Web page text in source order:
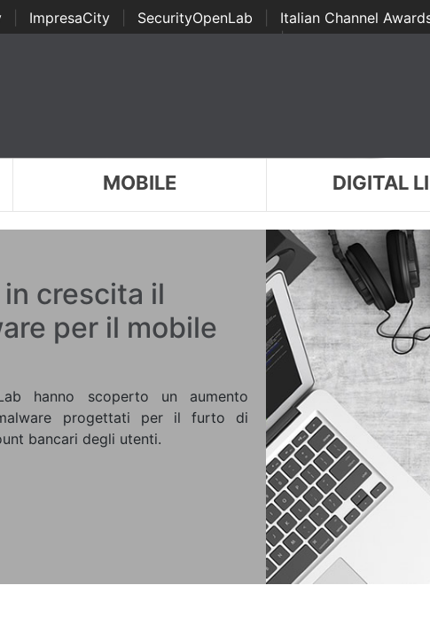
ImpresaCity SecurityOpenLab Italian Channel
Awards | ...
MOBILE DIGITAL
crescita il
per il mobile
hanno scoperto un aumento
progettati per il furto di
bancari degli utenti.